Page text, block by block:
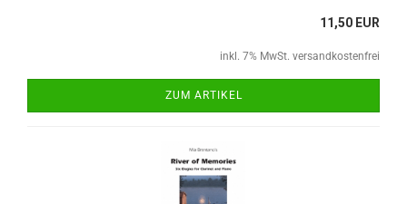
11,50 EUR
inkl. 7% MwSt. versandkostenfrei
ZUM ARTIKEL